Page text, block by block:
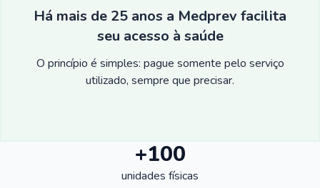
Há mais de 25 anos a Medprev facilita
seu acesso à saúde
O princípio é simples: pague somente pelo serviço
utilizado, sempre que precisar.
+100
unidades físicas